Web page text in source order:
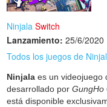
Ninjala Switch
Lanzamiento: 25/6/2020
Todos los juegos de
Ninjala es un videojuego
desarrollado porGungHo
está disponible